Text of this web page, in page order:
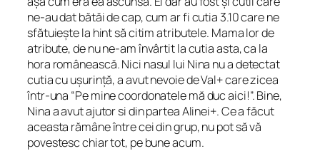
ne-au dat bătăi de cap, cum ar fi cutia 3.10 care ne
sfătuiește la hint să citim atributele. Mama lor de
atribute, de nu ne-am învârtit la cutia asta, ca la
hora românească. Nici nasul lui Nina nu a detectat
cutia cu ușurință, a avut nevoie de Val+ care zicea
într-una “Pe mine coordonatele mă duc aici!”. Bine,
Nina a avut ajutor si din partea Alinei+. Ce a făcut
aceasta rămâne între cei din grup, nu pot să vă
povestesc chiar tot, pe bune acum.